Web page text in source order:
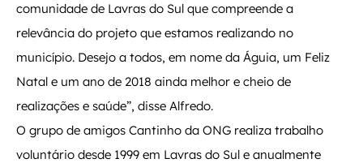
comunidade de Lavras do Sul que compreende a
relevância do projeto que estamos realizando no
município. Desejo a todos, em nome da Águia, um Feliz
Natal e um ano de 2018 ainda melhor e cheio de
realizações e saúde”, disse Alfredo.
O grupo de amigos Cantinho da ONG realiza trabalho
voluntário desde 1999 em Lavras do Sul e anualmente